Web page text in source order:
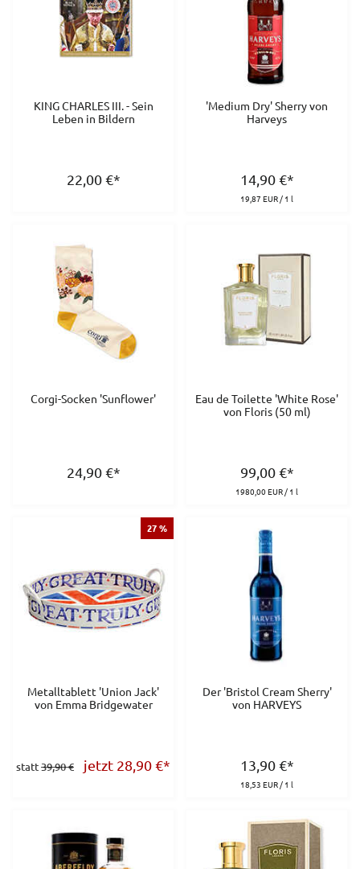
KING CHARLES III. - Sein
Leben in Bildern
22,00€*
'Medium Dry' Sherry von
Harveys
14,90€*
19,87 EUR / 1 l
Corgi-Socken 'Sunflower'
24,90€*
Eau de Toilette 'White Rose'
von Floris (50 ml)
99,00€*
1980,00 EUR / 1 l
27 %
Metalltablett 'Union Jack'
von Emma Bridgewater
statt39,90 € jetzt 28,90€*
Der 'Bristol Cream Sherry'
von HARVEYS
13,90€*
18,53 EUR / 1 l